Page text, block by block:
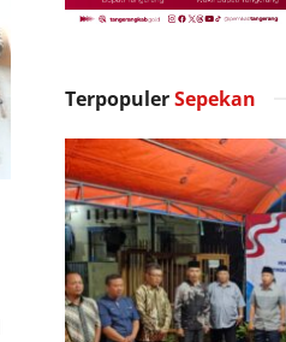
TerpopulerSepekan